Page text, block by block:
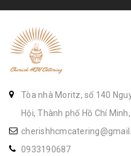
Tòa nhà Moritz, số 140
Hội, Thành phố Hồ Chí
0933190687